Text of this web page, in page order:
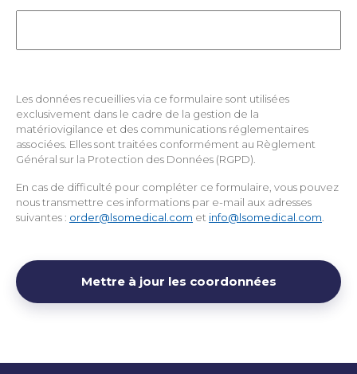
Les données recueillies via ce formulaire sont utilisées
exclusivement dans le cadre de la gestion de la
matériovigilance et des communications réglementaires
associées. Elles sont traitées conformément au Règlement
Général sur la Protection des Données (RGPD).
En cas de difficulté pour compléter ce formulaire, vous pouvez
nous transmettre ces informations par e-mail aux adresses
suivantes : order@lsomedical.com et info@lsomedical.com
Mettre à jour les coordonnées